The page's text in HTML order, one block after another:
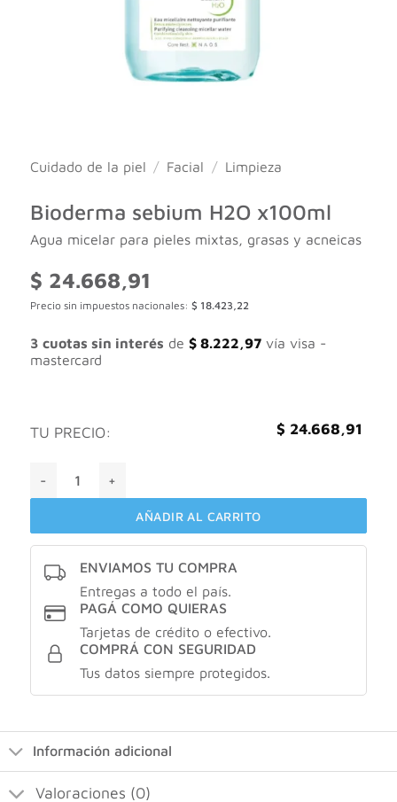
Cuidado de la piel / Facial / Limpieza
Bioderma sebium H2O x100ml
Agua micelar para pieles mixtas, grasas y acneicas
$ 24.668,91
Precio sin impuestos nacionales: $ 18.423,22
3 cuotas sin interés de $8.222,97vía visa -
mastercard
TU PRECIO: $ 24.668,91
AÑADIR AL CARRITO
ENVIAMOS TU COMPRA
Entregas a todo el país.
PAGÁ COMO QUIERAS
Tarjetas de crédito o efectivo.
COMPRÁ CON SEGURIDAD
Tus datos siempre protegidos.
Información adicional
Valoraciones (0)